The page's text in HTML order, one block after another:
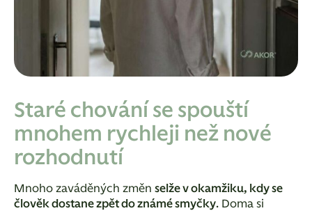
Staré chování se spouští
mnohem rychleji než nové
rozhodnutí
Mnoho zaváděných změn selže v okamžiku, kdy se
člověk dostane zpět do známé smyčky. Doma si